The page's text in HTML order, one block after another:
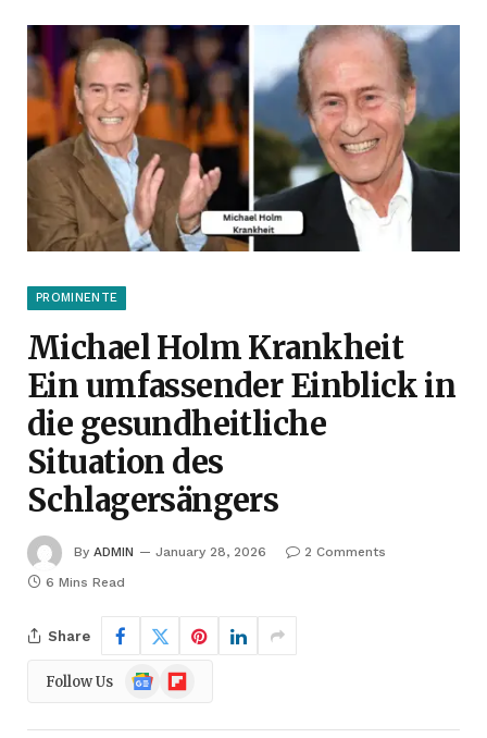
PROMINENTE
Michael Holm Krankheit
Ein umfassender Einblick in
die gesundheitliche
Situation des
Schlagersängers
By ADMIN January 28, 2026
2 Comments
6 Mins Read
Share
Follow Us
Google
News
Flipboard